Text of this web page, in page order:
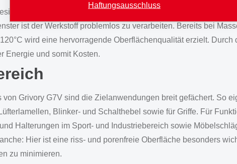
Haftungsausschluss
von Bauteilen und eine unkomplizierte Verarbeitung beim
ist der Werkstoff problemlos zu verarbeiten. Bereits bei
wird eine hervorragende Oberflächenqualität erzielt. Durch
Energie und somit Kosten.
Grivory G7V sind die Zielanwendungen breit gefächert. So
Blinker- und Schalthebel sowie für Griffe. Für
Halterungen im Sport- und Industriebereich sowie
Hier ist eine riss- und porenfreie Oberfläche besonders
zu minimieren.